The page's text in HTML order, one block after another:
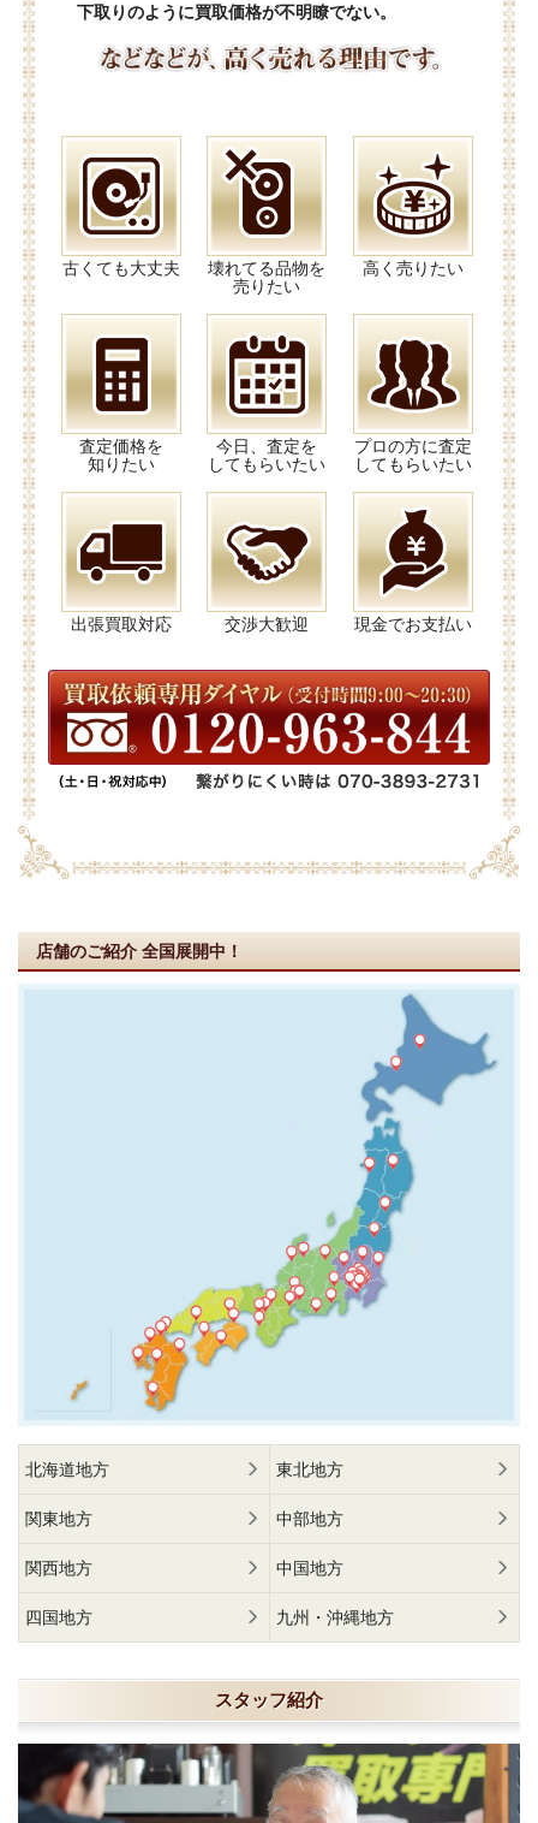
下取りのように買取価格が不明瞭でない。
古くても大丈夫
壊れてる品物を
売りたい
高く売りたい
査定価格を
知りたい
今日、査定を
してもらいたい
プロの方に査定
してもらいたい
出張買取対応 交渉大歓迎 現金でお支払い
店舗のご紹介 全国展開中！
北海道地方 東北地方
関東地方 中部地方
関西地方 中国地方
四国地方 九州・沖縄地方
スタッフ紹介